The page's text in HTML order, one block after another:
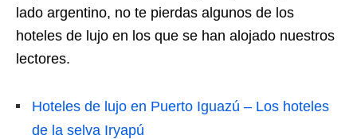
lado argentino, no te pierdas algunos de los
hoteles de lujo en los que se han alojado nuestros
lectores.
Hoteles de lujo en Puerto Iguazú – Los hoteles
de la selva Iryapú